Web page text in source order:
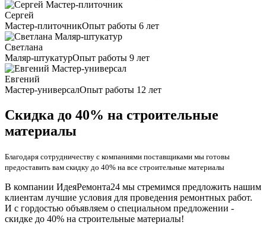
Сергей
Мастер-плиточникОпыт работы 6 лет
Светлана
Маляр-штукатурОпыт работы 9 лет
Евгений
Мастер-универсалОпыт работы 12 лет
Скидка до 40% на строительные
материалы
Благодаря сотрудничеству с компаниями поставщиками мы готовы
предоставить вам скидку до 40% на все строительные материалы
В компании ИдеяРемонта24 мы стремимся предложить нашим
клиентам лучшие условия для проведения ремонтных работ.
И с гордостью объявляем о специальном предложении -
скидке до 40% на строительные материалы!